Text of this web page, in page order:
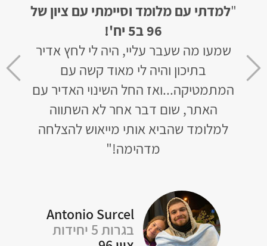
"הכי מומלץ בעולם!!! למדתי דרך אתר
ותוך פחות מחודש קיבלתי ציון
96 ב- 5 יחידות!
לפני שלמדתי עם מלומד היה לי ציון של
78 ב-4 יחידות. חבל שלא מביאים מורים
כאלה לבתי הספר!"
ציון 96